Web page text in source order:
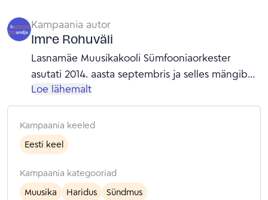
Kampaania autor
Imre Rohuväli
Lasnamäe Muusikakooli Sümfooniaorkester
asutati 2014. aasta septembris ja selles mängib
umbes 40 noort muusikut kooli õpilas- ja
vilistlasperest, lisaks ka mõned muusikakooli
õpetajad. Orkestri esimene dirigent oli Jüri
Schleifman. Hooajal 2017/18 oli orkestri
dirigendiks Hando Põldmäe ning alates 2018.
aasta sügisest on orkestri dirigendiks Imre
Rohuväli. Orkestri peamiseks ülesandeks on
Loe lähemalt
Kampaania keeled
Eesti keel
Kampaania kategooriad
Muusika
Haridus Sündmus